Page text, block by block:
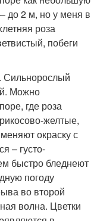
до 2 м, но у меня в
роза
побеги
Сильнорослый
Можно
где роза
желтые,
окраску с
– густо-
быстро бледнеют
погоду
во второй
волна. Цветки